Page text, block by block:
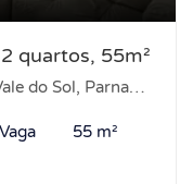
quartos, 55m²
Parnamirim-RN
55 m²